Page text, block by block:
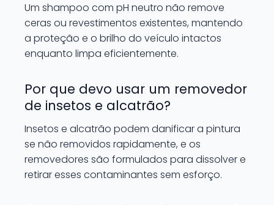
Um shampoo com pH neutro não remove
ceras ou revestimentos existentes, mantendo
a proteção e o brilho do veículo intactos
enquanto limpa eficientemente.
Por que devo usar um removedor
de insetos e alcatrão?
Insetos e alcatrão podem danificar a pintura
se não removidos rapidamente, e os
removedores são formulados para dissolver e
retirar esses contaminantes sem esforço.